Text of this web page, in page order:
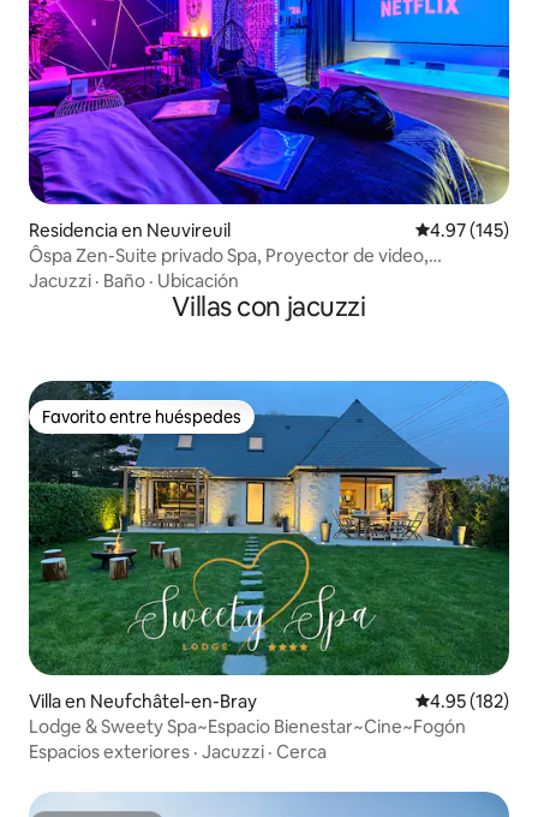
Residencia en Neuvireuil Calificación
4.97 (145)
Ôspa Zen-Suite privado Spa, Proyector de video,
Estacionamiento
Jacuzzi · Baño · Ubicación
Villas con jacuzzi
Favorito entre huéspedes
Favorito entre huéspedes
Villa en Neufchâtel-en-Bray Calificación
4.95 (182)
Lodge & Sweety Spa~Espacio Bienestar~Cine~Fogón
Espacios exteriores · Jacuzzi · Cerca